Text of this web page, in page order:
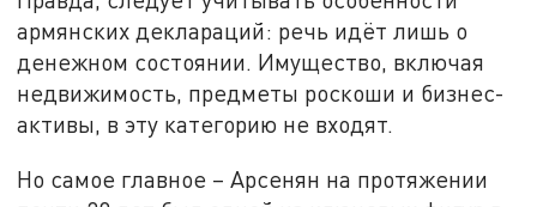
армянских деклараций: речь идёт лишь о
денежном состоянии. Имущество, включая
недвижимость, предметы роскоши и бизнес-
активы, в эту категорию не входят.
Но самое главное – Арсенян на протяжении